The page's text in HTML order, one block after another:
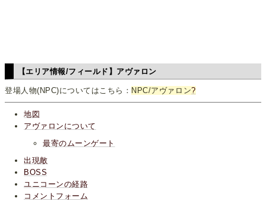
【エリア情報/フィールド】アヴァロン
登場人物(NPC)についてはこちら： NPC/アヴァロン?
地図
アヴァロンについて
最寄のムーンゲート
出現敵
BOSS
ユニコーンの経路
コメントフォーム